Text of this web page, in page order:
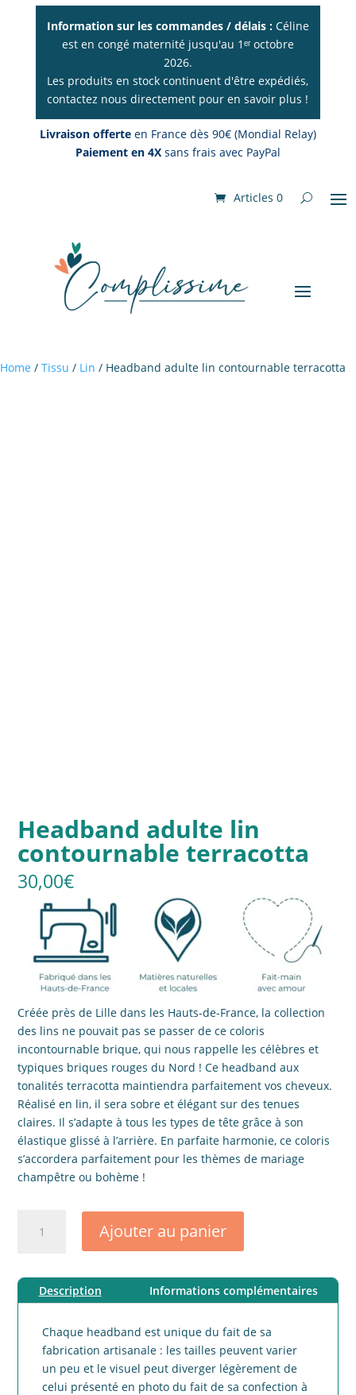
Information sur les commandes / délais : Céline
est en congé maternité jusqu'au 1ᵉʳ octobre
2026.
Les produits en stock continuent d'être expédiés,
contactez nous directement pour en savoir plus !
Livraison offerte en France dès 90€ (Mondial Relay)
Paiement en 4X sans frais avec PayPal
Articles 0
Home / Tissu / Lin / Headband adulte lin contournable terracotta
Headband adulte lin
contournable terracotta
30,00€
Créée près de Lille dans les Hauts-de-France, la collection
des lins ne pouvait pas se passer de ce coloris
incontournable brique, qui nous rappelle les célèbres et
typiques briques rouges du Nord ! Ce headband aux
tonalités terracotta maintiendra parfaitement vos cheveux.
Réalisé en lin, il sera sobre et élégant sur des tenues
claires. Il s’adapte à tous les types de tête grâce à son
élastique glissé à l’arrière. En parfaite harmonie, ce coloris
s’accordera parfaitement pour les thèmes de mariage
champêtre ou bohème !
terracotta
Ajouter au panier
Description Informations complémentaires
Chaque headband est unique du fait de sa
fabrication artisanale : les tailles peuvent varier
un peu et le visuel peut diverger légèrement de
celui présenté en photo du fait de sa confection à